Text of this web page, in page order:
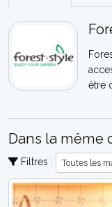
être
Dans la même
Filtres : Toutes les